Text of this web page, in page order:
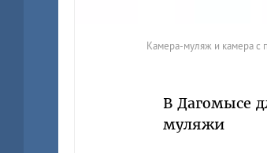
Камера-муляж и камера с
В Дагомысе
муляжи